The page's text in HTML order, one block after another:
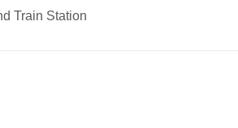
Train Station